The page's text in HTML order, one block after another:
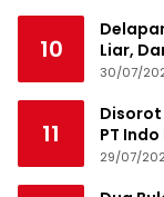
10
Liar,
30/07/
11
Disorot
PT
29/07/